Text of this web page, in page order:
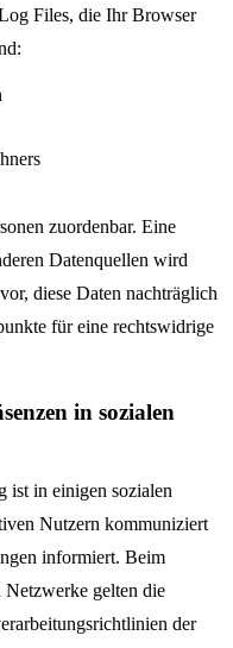
Files, die Ihr Browser
zuordenbar. Eine
Datenquellen wird
diese Daten nachträglich
für eine rechtswidrige
in sozialen
ist in einigen sozialen
Nutzern kommuniziert
informiert. Beim
Netzwerke gelten die
der